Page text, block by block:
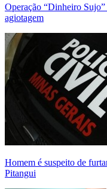
Operação “Dinheiro
agiotagem
Homem é suspeito de
Pitangui